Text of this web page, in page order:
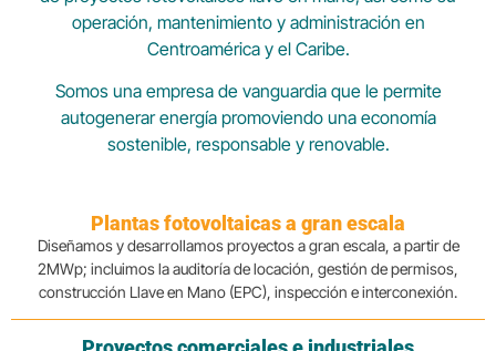
operación, mantenimiento y administración en
Centroamérica y el Caribe.
Somos una empresa de vanguardia que le permite
autogenerar energía promoviendo una economía
sostenible, responsable y renovable.
Plantas fotovoltaicas a gran escala
Diseñamos y desarrollamos proyectos a gran escala, a partir de
2MWp; incluimos la auditoría de locación, gestión de permisos,
construcción Llave en Mano (EPC), inspección e interconexión.